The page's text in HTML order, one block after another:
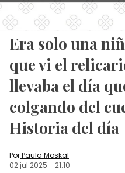
Era solo una
que vi el
llevaba el día
colgando del
Historia del día
PorPaula Moskal
02 jul 2025 - 21:10